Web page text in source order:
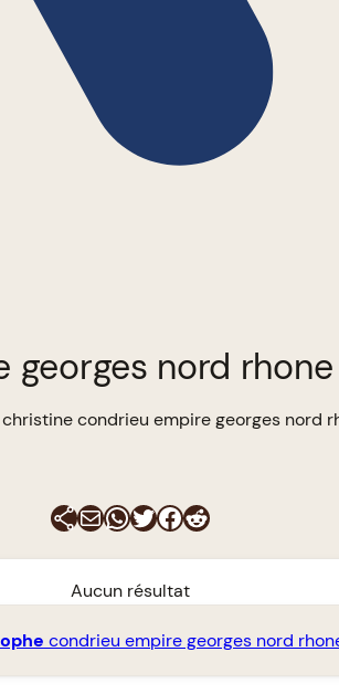
nord
condrieu empire georges nord
E-mailWhatsApp
Twitter
Facebook
Reddit
Aucun résultat
condrieu empire georges nord